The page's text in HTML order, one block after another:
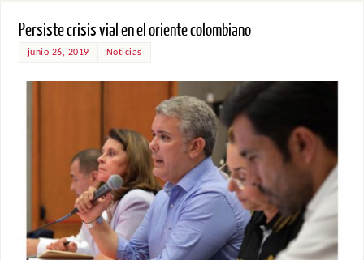
Persiste crisis vial en el oriente colombiano
junio 26, 2019 Noticias